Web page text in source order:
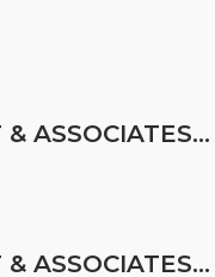
ASSOCIATES...
ASSOCIATES...